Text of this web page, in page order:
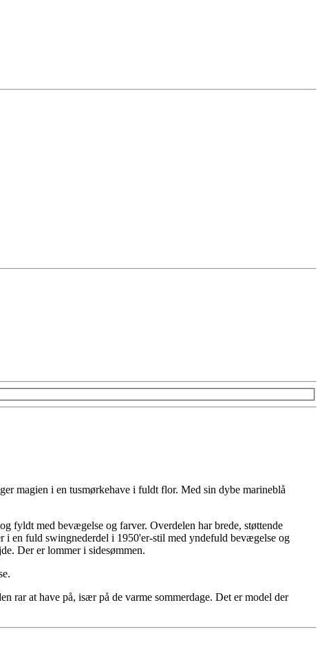
magien i en tusmørkehave i fuldt flor. Med sin dybe marineblå
fyldt med bevægelse og farver. Overdelen har brede, støttende
i en fuld swingnederdel i 1950'er-stil med yndefuld bevægelse og
Der er lommer i sidesømmen.
rar at have på, især på de varme sommerdage. Det er model der